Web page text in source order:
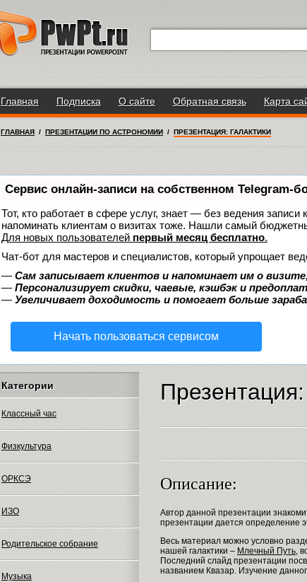
Главная Подписка О сайте Обратная связь Карта
ГЛАВНАЯ / ПРЕЗЕНТАЦИИ ПО АСТРОНОМИИ / ПРЕЗЕНТАЦИЯ: ГАЛАКТИКИ
Сервис онлайн-записи на собственном Telegram-
Тот, кто работает в сфере услуг, знает — без ведения
напоминать клиентам о визитах тоже. Нашли самый
Для новых пользователей первый месяц бесплатно.
Чат-бот для мастеров и специалистов, который упрощает
— Сам записывает клиентов и напоминает им о
— Персонализирует скидки, чаевые, кэшбэк и
— Увеличивает доходимость и помогает больше
Начать пользоваться сервисом
Категории
Классный час
Физкультура
ОРКСЭ
ИЗО
Родительское собрание
Музыка
Описание:
Автор данной презентации
презентации дается определение
Весь материал можно условно
нашей галактики – Млечный Путь,
Последний слайд презентации
названием Квазар. Изучение